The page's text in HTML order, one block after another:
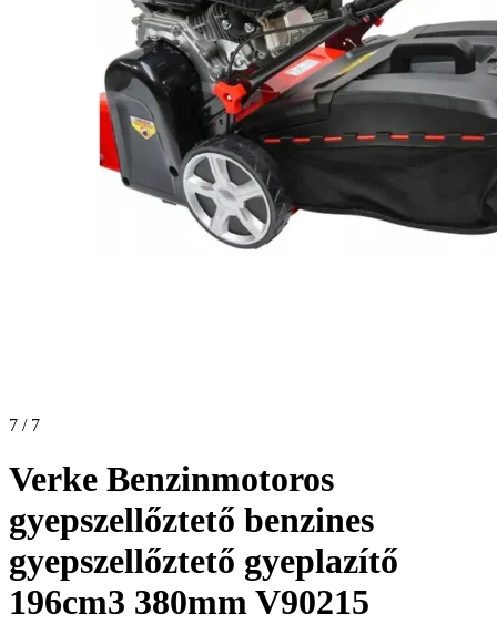
7 / 7
Verke Benzinmotoros
gyepszellőztető benzines
gyepszellőztető gyeplazítő
196cm3 380mm V90215